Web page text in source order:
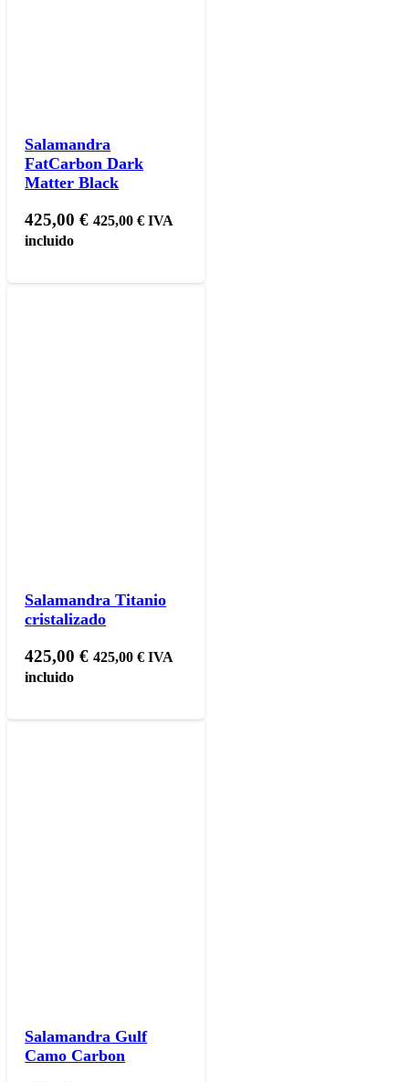
Salamandra
FatCarbon Dark
Matter Black
425,00€ 425,00€ IVA
incluido
Salamandra Titanio
cristalizado
425,00€ 425,00€ IVA
incluido
Salamandra Gulf
Camo Carbon